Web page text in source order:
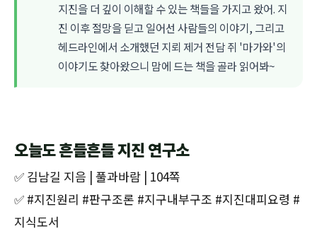
지진을 더 깊이 이해할 수 있는 책들을 가지고 왔어. 지
진 이후 절망을 딛고 일어선 사람들의 이야기, 그리고
헤드라인에서 소개했던 지뢰 제거 전담 쥐 '마가와'의
이야기도 찾아왔으니 맘에 드는 책을 골라 읽어봐~
오늘도 흔들흔들 지진 연구소
✅ 김남길 지음 | 풀과바람 | 104쪽
✅ #지진원리 #판구조론 #지구내부구조 #지진대피요령 #
지식도서